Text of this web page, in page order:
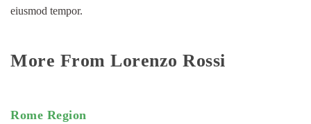
eiusmod tempor.
More From Lorenzo Rossi
Rome Region